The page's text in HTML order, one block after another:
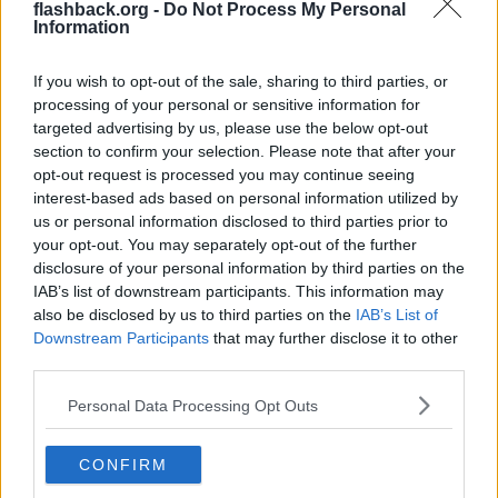
flashback.org - Do Not Process My Personal
Information
If you wish to opt-out of the sale, sharing to third parties, or
processing of your personal or sensitive information for
targeted advertising by us, please use the below opt-out
section to confirm your selection. Please note that after your
opt-out request is processed you may continue seeing
interest-based ads based on personal information utilized by
us or personal information disclosed to third parties prior to
your opt-out. You may separately opt-out of the further
disclosure of your personal information by third parties on the
IAB’s list of downstream participants. This information may
also be disclosed by us to third parties on the IAB’s List of
Downstream Participants that may further disclose it to other
Personal Data Processing Opt Outs
CONFIRM
Citera
urbanurban
Inlägg: 613
Citat:
Ursprungligen postat avkorvenorven
Poängen var att du påstod att muslimer hade särskilda namn.
Oftast ja? Är inte partiledarens namn "särskilt" menar du?
Citera
2025-11-05, 17:29
DmtLaser
Medlem
Reg: Jan 2025
Inlägg: 1 226
Så går det när sociala medier används för att manipulera utvalda
Något media och polis aldrig pratar om är hur dessa personers
algoritmer har tweakats..